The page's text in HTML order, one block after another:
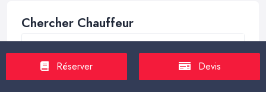
Chercher Chauffeur
Réserver Devis